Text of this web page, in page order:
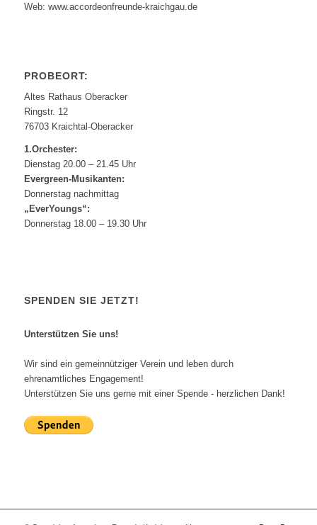
Web: www.accordeonfreunde-kraichgau.de
PROBEORT:
Altes Rathaus Oberacker
Ringstr. 12
76703 Kraichtal-Oberacker
1.Orchester:
Dienstag 20.00 – 21.45 Uhr
Evergreen-Musikanten:
Donnerstag nachmittag
„EverYoungs“:
Donnerstag 18.00 – 19.30 Uhr
SPENDEN SIE JETZT!
Unterstützen Sie uns!
Wir sind ein gemeinnütziger Verein und leben durch
ehrenamtliches Engagement!
Unterstützen Sie uns gerne mit einer Spende - herzlichen Dank!